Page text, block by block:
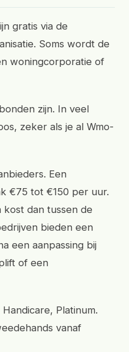
gratis via de
Soms wordt de
woningcorporatie of
zijn. In veel
zeker als je al Wmo-
Een
€75 tot €150 per uur.
kost dan tussen de
bieden een
een aanpassing bij
of een
Platinum.
vanaf